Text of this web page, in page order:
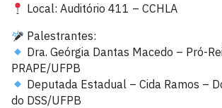
Local: Auditório 411 – CCHLA
Palestrantes:
Dra. Geórgia Dantas Macedo – Pró-
PRAPE/UFPB
Deputada Estadual – Cida Ramos –
do DSS/UFPB